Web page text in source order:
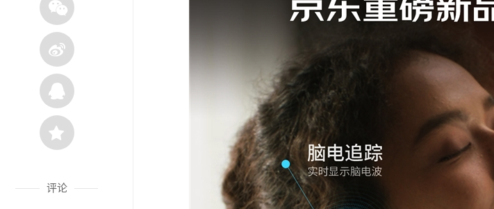
评论